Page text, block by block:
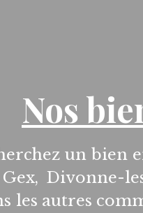
Nos
un bien
Divonne-
les autres